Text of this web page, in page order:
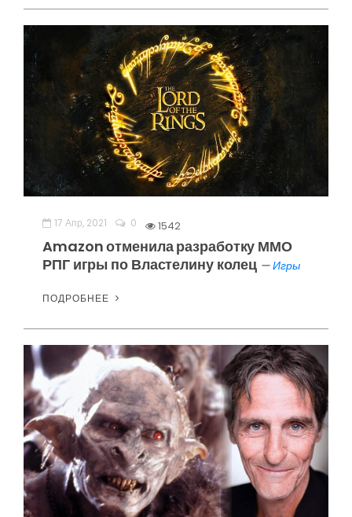
17 Апр, 2021 0 1542
Amazon отменила разработку ММО
РПГ игры по Властелину колец —Игры
ПОДРОБНЕЕ